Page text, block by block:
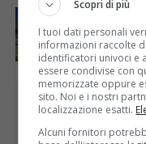
ATTUALITÀ 6
Il mese di
Scopri di più
I tuoi dati personali
informazioni raccolte
identificatori univoci e
essere condivise con
memorizzate oppure
sito. Noi e i nostri
localizzazione esatti.
Alcuni fornitori